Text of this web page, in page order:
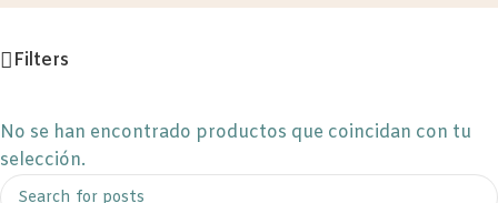
Filters
No se han encontrado productos que coincidan con tu
selección.